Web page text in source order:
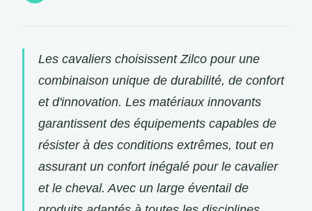
Les cavaliers choisissent Zilco pour une
combinaison unique de durabilité, de confort
et d'innovation. Les matériaux innovants
garantissent des équipements capables de
résister à des conditions extrêmes, tout en
assurant un confort inégalé pour le cavalier
et le cheval. Avec un large éventail de